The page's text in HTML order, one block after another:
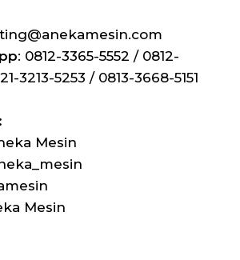
: 0812-3365-5552 / 0812-
3213-5253 / 0813-3668-5151
Mesin
Mesin